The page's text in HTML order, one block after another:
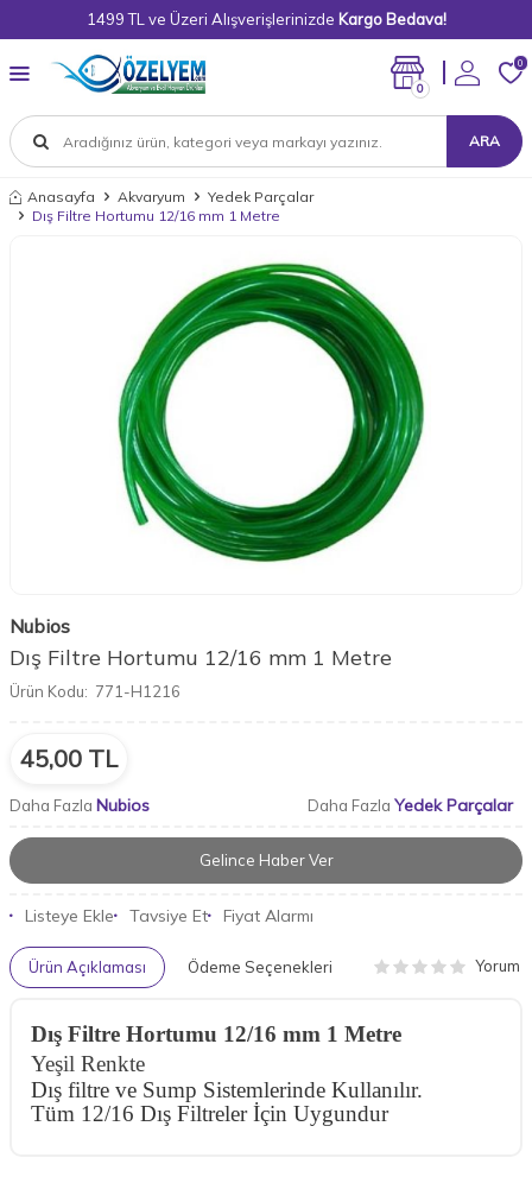
1499 TL ve Üzeri Alışverişlerinizde Kargo Bedava!
ARA
0
0
Anasayfa Akvaryum
Yedek Parçalar
Dış Filtre Hortumu 12/16 mm 1 Metre
Nubios
Dış Filtre Hortumu 12/16 mm 1 Metre
Ürün Kodu: 771-H1216
45,00 TL
Daha Fazla Nubios Daha Fazla Yedek Parçalar
Gelince Haber Ver
Listeye Ekle Tavsiye Et Fiyat Alarmı
Ürün Açıklaması Ödeme Seçenekleri Yorum
Dış Filtre Hortumu 12/16 mm 1 Metre
Yeşil Renkte
Dış filtre ve Sump Sistemlerinde Kullanılır.
Tüm 12/16 Dış Filtreler İçin Uygundur